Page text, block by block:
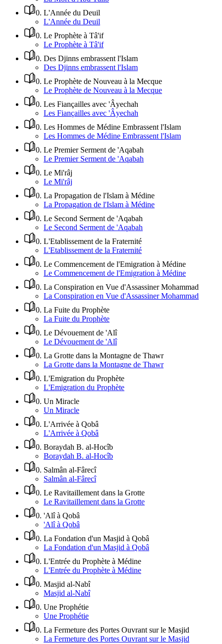
0. L'Année du Deuil
L'Année du Deuil
0. Le Prophète à Tâ'if
Le Prophète à Tâ'if
0. Des Djinns embrassent l'Islam
Des Djinns embrassent l'Islam
0. Le Prophète de Nouveau à la Mecque
Le Prophète de Nouveau à la Mecque
0. Les Fiançailles avec 'Âyechah
Les Fiançailles avec 'Âyechah
0. Les Hommes de Médine Embrassent l'Islam
Les Hommes de Médine Embrassent l'Islam
0. Le Premier Serment de 'Aqabah
Le Premier Serment de 'Aqabah
0. Le Mi'râj
Le Mi'râj
0. La Propagation de l'Islam à Médine
La Propagation de l'Islam à Médine
0. Le Second Serment de 'Aqabah
Le Second Serment de 'Aqabah
0. L'Etablissement de la Fraternité
L'Etablissement de la Fraternité
0. Le Commencement de l'Emigration à Médine
Le Commencement de l'Emigration à Médine
0. La Conspiration en Vue d'Assassiner Mohammad
La Conspiration en Vue d'Assassiner Mohammad
0. La Fuite du Prophète
La Fuite du Prophète
0. Le Dévouement de 'Alî
Le Dévouement de 'Alî
0. La Grotte dans la Montagne de Thawr
La Grotte dans la Montagne de Thawr
0. L'Emigration du Prophète
L'Emigration du Prophète
0. Un Miracle
Un Miracle
0. L'Arrivée à Qobâ
L'Arrivée à Qobâ
0. Boraydah B. al-Hocîb
Boraydah B. al-Hocîb
0. Salmân al-Fârecî
Salmân al-Fârecî
0. Le Ravitaillement dans la Grotte
Le Ravitaillement dans la Grotte
0. 'Alî à Qobâ
'Alî à Qobâ
0. La Fondation d'un Masjid à Qobâ
La Fondation d'un Masjid à Qobâ
0. L'Entrée du Prophète à Médine
L'Entrée du Prophète à Médine
0. Masjid al-Nabî
Masjid al-Nabî
0. Une Prophétie
Une Prophétie
0. La Fermeture des Portes Ouvrant sur le Masjid
La Fermeture des Portes Ouvrant sur le Masjid